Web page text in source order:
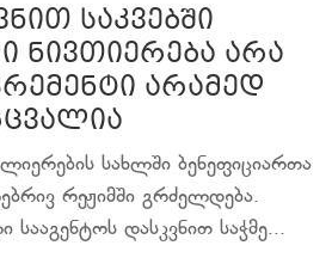
საკვებში
ნივთიერება არა
არამედ
სახლში ბენეფიციართა
რეჟიმში გრძელდება.
დასკვნით საჭმე...